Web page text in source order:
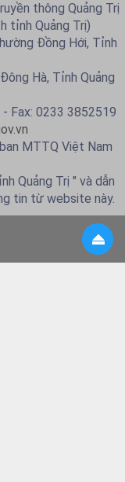
thông Quảng Trị
tỉnh Quảng Trị)
Đồng Hới, Tỉnh
Hà, Tỉnh Quảng
- Fax: 0233 3852519
MTTQ Việt Nam
Quảng Trị " và dẫn
tin từ website này.